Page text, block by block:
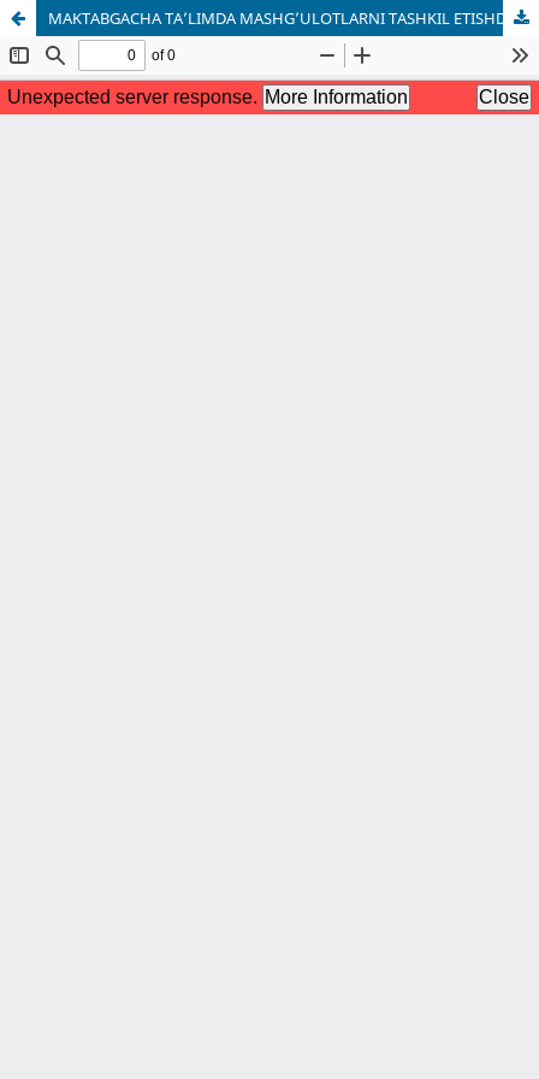
MAKTABGACHA TA’LIMDA MASHG’ULOTLARNI TASHKIL ETISHDA YANGI ZAMONAVIY METODLAR SAMARADORLIGINI TA’MINLASH YO’LLARI